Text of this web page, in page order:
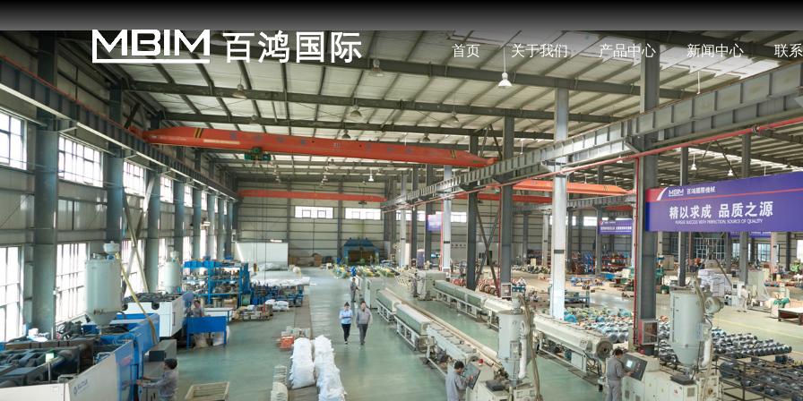
首页 关于我们 产品中心 新闻中心 联